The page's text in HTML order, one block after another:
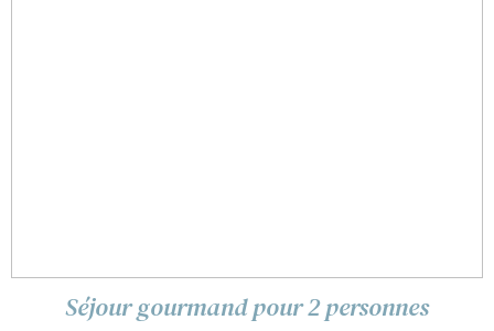
Séjour gourmand pour 2 personnes